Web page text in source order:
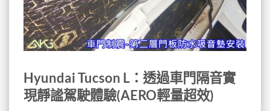
Hyundai Tucson L：透過車門隔音實
現靜謐駕駛體驗(AERO輕量超效)